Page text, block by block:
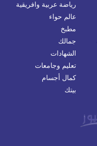
رياضة عربية وافريقية
عالم حواء
مطبخ
جمالك
الشهادات
تعليم وجامعات
كمال أجسام
بيتك